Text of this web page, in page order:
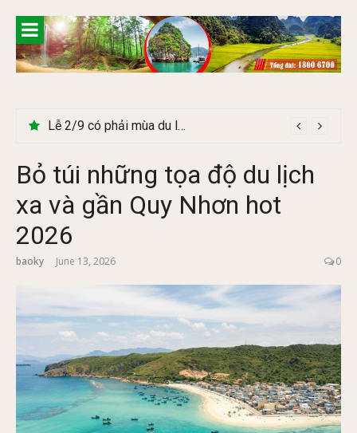
content
Lễ 2/9 có phải mùa du lịch Hà Giang đẹp không?
Bỏ túi những tọa độ du lịch
xa và gần Quy Nhơn hot
2026
baoky June 13, 2026 0